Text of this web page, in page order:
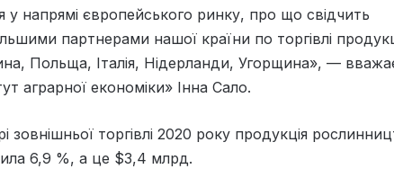
напрямі європейського ринку, про що свідчить
партнерами нашої країни по торгівлі
Польща, Італія, Нідерланди, Угорщина», —
аграрної економіки» Інна Сало.
зовнішньої торгівлі 2020 року продукція
6,9 %, а це $3,4 млрд.